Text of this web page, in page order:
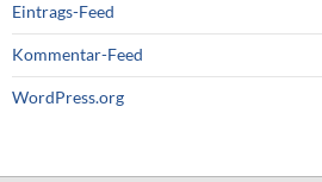
Eintrags-Feed
Kommentar-Feed
WordPress.org